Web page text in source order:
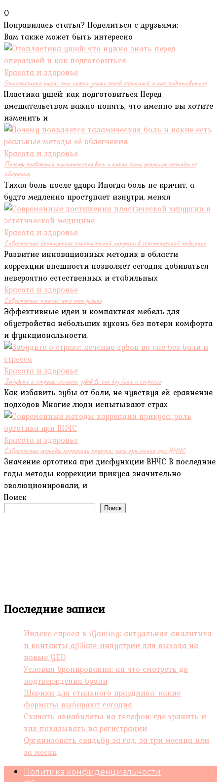
0
Понравилась статья? Поделиться с друзьями:
Вам также может быть интересно
Красота и здоровье
Отопластика ушей: что нужно знать перед операцией и как подготовиться
Пластика ушей: как подготовиться Перед
вмешательством важно понять, что именно вы хотите
изменить и
Красота и здоровье
Почему появляется таламическая боль и какие есть реальные методы её
облегчения
Тихая боль после удара Иногда боль не кричит, а
будто медленно проступает изнутри, меняя
Красота и здоровье
Современные достижения пластической хирургии в эстетической медицине
Развитие инновационных методик в области
коррекции внешности позволяет сегодня добиваться
невероятно естественных и стабильных
Красота и здоровье
Современные ткани: что актуально
Эффективные идеи и компактная мебель для
обустройства небольших кухонь без потери комфорта
и функциональности.
Красота и здоровье
Забудьте о страхе: лечение зубов во сне без боли и стресса
Как избавить зубы от боли, не чувствуя её: сравнение
подходов Многие люди испытывают страх
Красота и здоровье
Современные методы коррекции прикуса: роль ортотика при ВНЧС
Значение ортотика при дисфункции ВНЧС В последние
годы методы коррекции прикуса значительно
эволюционировали, и
Поиск
Поиск
Последние записи
Индекс спроса в iGaming: актуальная аналитика
и контакты affiliate-индустрии для выхода на
новые GEO
Условия бронирования: на что смотреть до
подтверждения брони
Шарики для стильного праздника: какие
форматы выбирают сегодня
Скачать авиабилеты на телефон: где хранить и
как показывать на регистрации
Организовать свадьбу за год, за три месяца или
за месяц
Политика конфиденциальности